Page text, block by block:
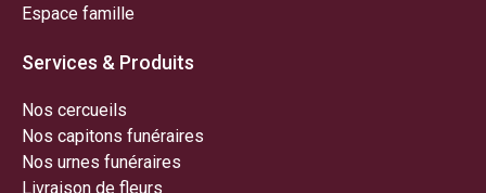
Espace famille
Services & Produits
Nos cercueils
Nos capitons funéraires
Nos urnes funéraires
Livraison de fleurs